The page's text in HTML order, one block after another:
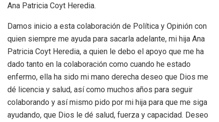
Ana Patricia Coyt Heredia.
Damos inicio a esta colaboración de Política y Opinión con
quien siempre me ayuda para sacarla adelante, mi hija Ana
Patricia Coyt Heredia, a quien le debo el apoyo que me ha
dado tanto en la colaboración como cuando he estado
enfermo, ella ha sido mi mano derecha deseo que Dios me
dé licencia y salud, así como muchos años para seguir
colaborando y así mismo pido por mi hija para que me siga
ayudando, que Dios le dé salud, fuerza y capacidad. Deseo